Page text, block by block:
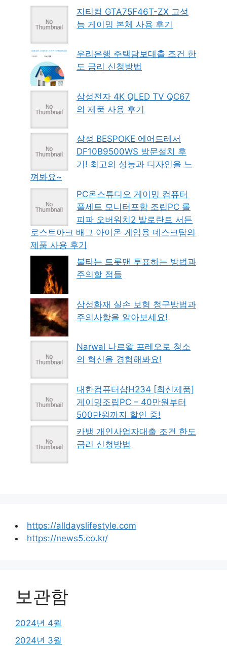
지티컴 GTA75F46T-ZX 고성
능 게이밍 본체 사용 후기
우리은행 주택담보대출 조건 한
도 금리 신청방법
삼성전자 4K QLED TV QC67
의 제품 사용 후기
삼성 BESPOKE 에어드레서
DF10B9500WS 방문설치 후
기! 최고의 성능과 디자인을 느
껴봐요~
PC온스튜디오 게이밍 컴퓨터
풀세트 모니터포함 조립PC 롤
피파 오버워치2 발로란트 서든
로스트아크 배그 아이온 게임용 데스크탑의
제품 사용 후기
불타는 트롯맨 투표하는 방법과
주의할 점들
삼성화재 실손 보험 청구방법과
주의사항을 알아보세요!
Narwal 나르왈 프레오로 청소
의 혁신을 경험해봐요!
대한컴퓨터샵H234 [최신제품]
게이밍조립PC – 40만원부터
500만원까지 할인 중!
카뱅 개인사업자대출 조건 한도
금리 신청방법
https://alldayslifestyle.com
https://news5.co.kr/
보관함
2024년 4월
2024년 3월